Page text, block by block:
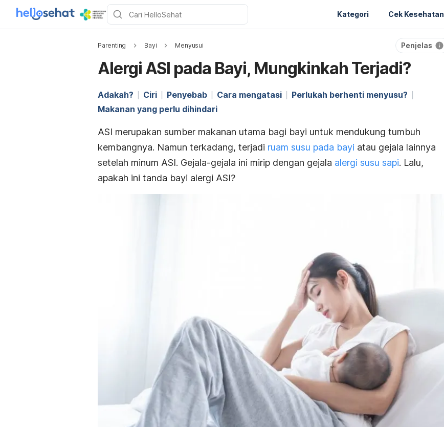
Kategori Cek Kesehatan
Parenting Bayi Menyusui Penjelas
Alergi ASI pada Bayi, Mungkinkah Terjadi?
Adakah? Ciri Penyebab Cara mengatasi
Perlukah berhenti menyusu?
Makanan yang perlu dihindari
ASI merupakan sumber makanan utama bagi bayi untuk mendukung tumbuh
kembangnya. Namun terkadang, terjadi ruam susu pada bayi atau gejala lainnya
setelah minum ASI. Gejala-gejala ini mirip dengan gejala alergi susu sapi. Lalu,
apakah ini tanda bayi alergi ASI?